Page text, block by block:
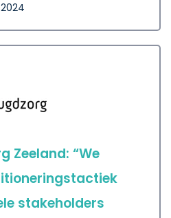
Zeeland: “We
stakeholders